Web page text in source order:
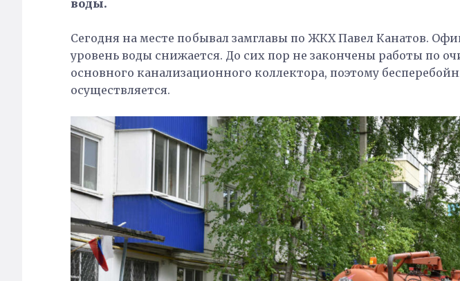
воды.
Сегодня на месте побывал замглавы по ЖКХ Павел Канатов.
уровень воды снижается. До сих пор не закончены работы по
основного канализационного коллектора, поэтому
осуществляется.